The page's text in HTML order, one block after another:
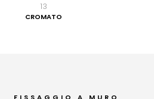
13
CROMATO